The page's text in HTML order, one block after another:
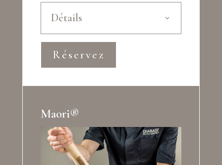
Détails
Réservez
Maori®